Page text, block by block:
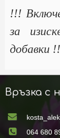
!!!
за
добавки
Връзка с
064 680